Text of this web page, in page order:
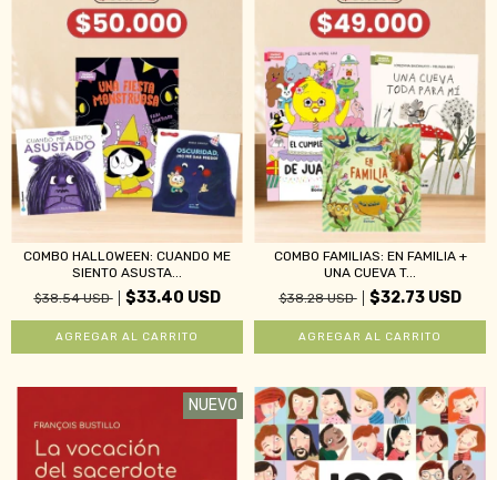
COMBO HALLOWEEN: CUANDO ME
SIENTO ASUSTA...
$38.54 USD
$33.40 USD
COMBO FAMILIAS: EN FAMILIA +
UNA CUEVA T...
$38.28 USD
$32.73 USD
NUEVO